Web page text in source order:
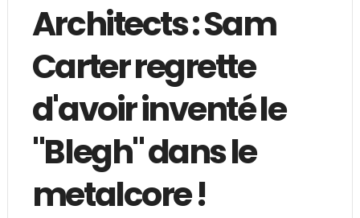
Architects : Sam
Carter regrette
d'avoir inventé le
"Blegh" dans le
metalcore !